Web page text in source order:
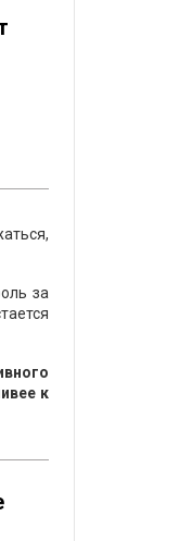
за
к